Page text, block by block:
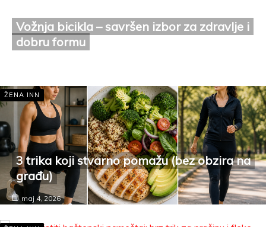
Vožnja bicikla – savršen izbor za zdravlje i
dobru formu
ŽENA INN
3 trika koji stvarno pomažu (bez obzira na
građu)
maj 4, 2026